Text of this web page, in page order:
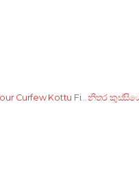
Chop Chop Chop!; Where To Get Your Curfew Kottu Fix From